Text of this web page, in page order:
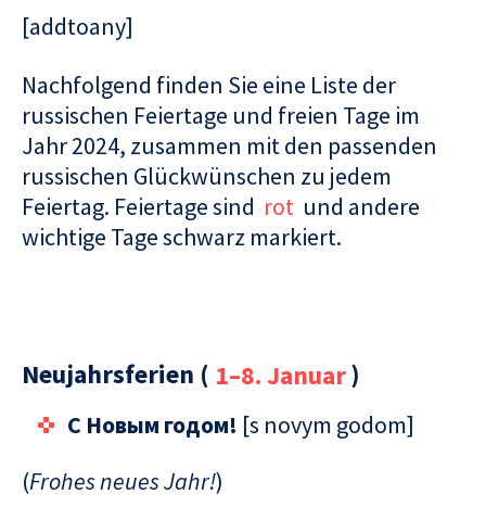
[addtoany]
Nachfolgend finden Sie eine Liste der
russischen Feiertage und freien Tage im
Jahr 2024, zusammen mit den passenden
russischen Glückwünschen zu jedem
Feiertag. Feiertage sind rot und andere
wichtige Tage schwarz markiert.
Neujahrsferien ( 1–8. Januar)
C Новым годом! [s novym godom]
(Frohes neues Jahr!)